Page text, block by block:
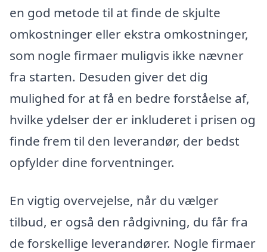
en god metode til at finde de skjulte
omkostninger eller ekstra omkostninger,
som nogle firmaer muligvis ikke nævner
fra starten. Desuden giver det dig
mulighed for at få en bedre forståelse af,
hvilke ydelser der er inkluderet i prisen og
finde frem til den leverandør, der bedst
opfylder dine forventninger.
En vigtig overvejelse, når du vælger
tilbud, er også den rådgivning, du får fra
de forskellige leverandører. Nogle firmaer